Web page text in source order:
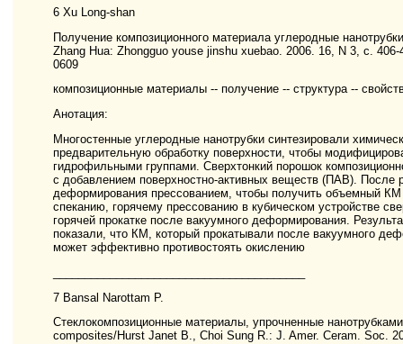
6 Xu Long-shan
Получение композиционного материала углеродные
Zhang Hua: Zhongguo youse jinshu xuebao. 2006. 16, N 3, с.
0609
композиционные материалы -- получение -- структура --
Анотация:
Многостенные углеродные нанотрубки синтезировали
предварительную обработку поверхности, чтобы
гидрофильными группами. Сверхтонкий порошок
с добавлением поверхностно-активных веществ (ПАВ).
деформирования прессованием, чтобы получить объемный
спеканию, горячему прессованию в кубическом устройстве
горячей прокатке после вакуумного деформирования.
показали, что КМ, который прокатывали после вакуумного
может эффективно противостоять окислению
7 Bansal Narottam P.
Стеклокомпозиционные материалы, упрочненные
composites/Hurst Janet B., Choi Sung R.: J. Amer. Ceram. Soc.